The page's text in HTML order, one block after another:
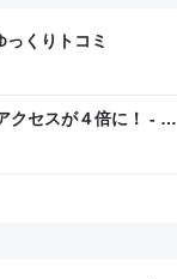
くりトコミ
クセスが４倍に！ - ５